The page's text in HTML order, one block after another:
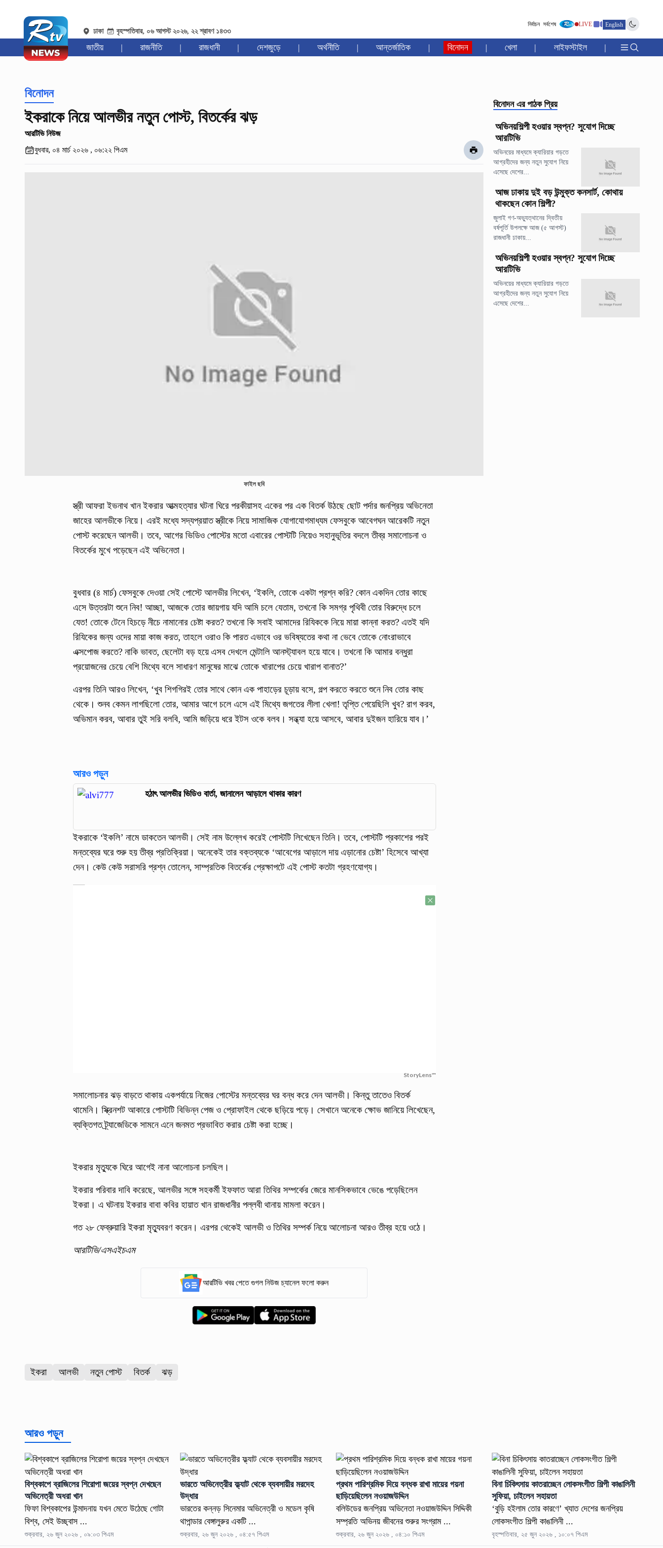
ঢাকা বৃহস্পতিবার, ০৬ আগস্ট ২০২৬, ২২ শ্রাবণ ১৪৩৩
নির্বাচন সর্বশেষ LIVE English
জাতীয় | রাজনীতি | রাজধানী | দেশজুড়ে | অর্থনীতি | আন্তর্জাতিক | বিনোদন | খেলা | লাইফস্টাইল |
বিনোদন
ইকরাকে নিয়ে আলভীর নতুন পোস্ট, বিতর্কের ঝড়
আরটিভি নিউজ
বুধবার, ০৪ মার্চ ২০২৬ , ০৬:২২ পিএম
ফাইল ছবি
স্ত্রী আফরা ইভনাথ খান ইকরার আত্মহত্যার ঘটনা ঘিরে পরকীয়াসহ একের পর এক বিতর্ক উঠছে ছোট পর্দার জনপ্রিয় অভিনেতা
জাহের আলভীকে নিয়ে। এরই মধ্যে সদ্যপ্রয়াত স্ত্রীকে নিয়ে সামাজিক যোগাযোগমাধ্যম ফেসবুকে আবেগঘন আরেকটি নতুন
পোস্ট করেছেন আলভী। তবে, আগের ভিডিও পোস্টের মতো এবারের পোস্টটি নিয়েও সহানুভূতির বদলে তীব্র সমালোচনা ও
বিতর্কের মুখে পড়েছেন এই অভিনেতা।
বুধবার (৪ মার্চ) ফেসবুকে দেওয়া সেই পোস্টে আলভীর লিখেন, ‘ইকলি, তোকে একটা প্রশ্ন করি? কোন একদিন তোর কাছে
এসে উত্তরটা শুনে নিব! আচ্ছা, আজকে তোর জায়গায় যদি আমি চলে যেতাম, তখনো কি সমগ্র পৃথিবী তোর বিরুদ্ধে চলে
যেত! তোকে টেনে হিচড়ে নীচে নামানোর চেষ্টা করত? তখনো কি সবাই আমাদের রিযিককে নিয়ে মায়া কান্না করত? এতই যদি
রিযিকের জন্য ওদের মায়া কাজ করত, তাহলে ওরাও কি পারত এভাবে ওর ভবিষ্যতের কথা না ভেবে তোকে নোংরাভাবে
এক্সপোজ করতে? নাকি ভাবত, ছেলেটা বড় হয়ে এসব দেখলে মেন্টালি আনস্ট্যাবল হয়ে যাবে। তখনো কি আমার বন্ধুরা
প্রয়োজনের চেয়ে বেশি মিথ্যে বলে সাধারণ মানুষের মাঝে তোকে খারাপের চেয়ে খারাপ বানাত?’
এরপর তিনি আরও লিখেন, ‘খুব শিগগিরই তোর সাথে কোন এক পাহাড়ের চূড়ায় বসে, গল্প করতে করতে শুনে নিব তোর কাছ
থেকে। শুনব কেমন লাগছিলো তোর, আমার আগে চলে এসে এই মিথ্যে জগতের লীলা খেলা! তৃপ্তি পেয়েছিলি খুব? রাগ করব,
অভিমান করব, আবার তুই সরি বলবি, আমি জড়িয়ে ধরে ইটস ওকে বলব। সন্ধ্যা হয়ে আসবে, আবার দুইজন হারিয়ে যাব।’
আরও পড়ুন
হঠাৎ আলভীর ভিডিও বার্তা, জানালেন আড়ালে থাকার কারণ
ইকরাকে ‘ইকলি’ নামে ডাকতেন আলভী। সেই নাম উল্লেখ করেই পোস্টটি লিখেছেন তিনি। তবে, পোস্টটি প্রকাশের পরই
মন্তব্যের ঘরে শুরু হয় তীব্র প্রতিক্রিয়া। অনেকেই তার বক্তব্যকে ‘আবেগের আড়ালে দায় এড়ানোর চেষ্টা’ হিসেবে আখ্যা
দেন। কেউ কেউ সরাসরি প্রশ্ন তোলেন, সাম্প্রতিক বিতর্কের প্রেক্ষাপটে এই পোস্ট কতটা গ্রহণযোগ্য।
StoryLens™
সমালোচনার ঝড় বাড়তে থাকায় একপর্যায়ে নিজের পোস্টের মন্তব্যের ঘর বন্ধ করে দেন আলভী। কিন্তু তাতেও বিতর্ক
থামেনি। স্ক্রিনশট আকারে পোস্টটি বিভিন্ন পেজ ও প্রোফাইল থেকে ছড়িয়ে পড়ে। সেখানে অনেকে ক্ষোভ জানিয়ে লিখেছেন,
ব্যক্তিগত ট্র্যাজেডিকে সামনে এনে জনমত প্রভাবিত করার চেষ্টা করা হচ্ছে।
ইকরার মৃত্যুকে ঘিরে আগেই নানা আলোচনা চলছিল।
ইকরার পরিবার দাবি করেছে, আলভীর সঙ্গে সহকর্মী ইফফাত আরা তিথির সম্পর্কের জেরে মানসিকভাবে ভেঙে পড়েছিলেন
ইকরা। এ ঘটনায় ইকরার বাবা কবির হায়াত খান রাজধানীর পল্লবী থানায় মামলা করেন।
গত ২৮ ফেব্রুয়ারি ইকরা মৃত্যুবরণ করেন। এরপর থেকেই আলভী ও তিথির সম্পর্ক নিয়ে আলোচনা আরও তীব্র হয়ে ওঠে।
আরটিভি/এসএইচএম
আরটিভি খবর পেতে গুগল নিউজ চ্যানেল ফলো করুন
ইকরা আলভী নতুন পোস্ট বিতর্ক ঝড়
বিনোদন এর পাঠক প্রিয়
অভিনয়শিল্পী হওয়ার স্বপ্ন? সুযোগ দিচ্ছে
আরটিভি
অভিনয়ের মাধ্যমে ক্যারিয়ার গড়তে
আগ্রহীদের জন্য নতুন সুযোগ নিয়ে
এসেছে দেশের...
আজ ঢাকায় দুই বড় উন্মুক্ত কনসার্ট, কোথায়
থাকছেন কোন শিল্পী?
জুলাই গণ-অভ্যুত্থানের দ্বিতীয়
বর্ষপূর্তি উপলক্ষে আজ (৫ আগস্ট)
রাজধানী ঢাকায়...
অভিনয়শিল্পী হওয়ার স্বপ্ন? সুযোগ দিচ্ছে
আরটিভি
অভিনয়ের মাধ্যমে ক্যারিয়ার গড়তে
আগ্রহীদের জন্য নতুন সুযোগ নিয়ে
এসেছে দেশের...
আরও পড়ুন
বিশ্বকাপে ব্রাজিলের শিরোপা জয়ের স্বপ্ন দেখছেন
অভিনেত্রী অধরা খান
ফিফা বিশ্বকাপের উন্মাদনায় যখন মেতে উঠেছে গোটা
বিশ্ব, সেই উচ্ছ্বাস ...
শুক্রবার, ২৬ জুন ২০২৬ , ০৯:০৩ পিএম
ভারতে অভিনেত্রীর ফ্ল্যাট থেকে ব্যবসায়ীর মরদেহ
উদ্ধার
ভারতের কন্নড় সিনেমার অভিনেত্রী ও মডেল কৃষি
থাপান্ডার বেঙ্গালুরুর একটি ...
শুক্রবার, ২৬ জুন ২০২৬ , ০৪:৫৭ পিএম
প্রথম পারিশ্রমিক দিয়ে বন্ধক রাখা মায়ের গয়না
ছাড়িয়েছিলেন নওয়াজউদ্দিন
বলিউডের জনপ্রিয় অভিনেতা নওয়াজউদ্দিন সিদ্দিকী
সম্প্রতি অভিনয় জীবনের শুরুর সংগ্রাম ...
শুক্রবার, ২৬ জুন ২০২৬ , ০৪:১০ পিএম
বিনা চিকিৎসায় কাতরাচ্ছেন লোকসংগীত শিল্পী কাঙালিনী
সুফিয়া, চাইলেন সহায়তা
‘বুড়ি হইলাম তোর কারণে’ খ্যাত দেশের জনপ্রিয়
লোকসংগীত শিল্পী কাঙালিনী ...
বৃহস্পতিবার, ২৫ জুন ২০২৬ , ১০:০৭ পিএম